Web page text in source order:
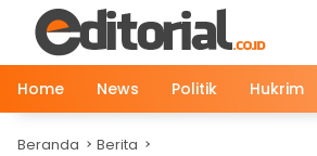
Langsung
konten
Home
News Politik Hukrim
Beranda Berita